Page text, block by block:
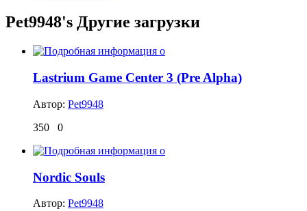
Pet9948's Другие загрузки
Lastrium Game Center 3 (Pre Alpha)
Автор: Pet9948
350
0
Nordic Souls
Автор: Pet9948